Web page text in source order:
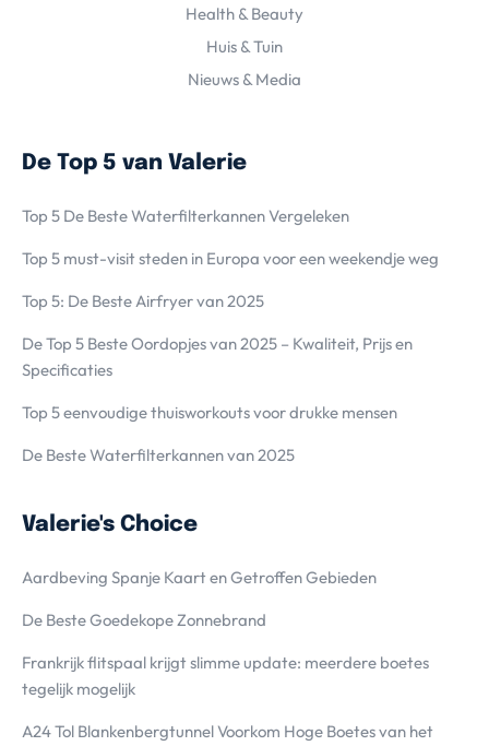
Health & Beauty
Huis & Tuin
Nieuws & Media
De Top 5 van Valerie
Top 5 De Beste Waterfilterkannen Vergeleken
Top 5 must-visit steden in Europa voor een weekendje weg
Top 5: De Beste Airfryer van 2025
De Top 5 Beste Oordopjes van 2025 – Kwaliteit, Prijs en
Specificaties
Top 5 eenvoudige thuisworkouts voor drukke mensen
De Beste Waterfilterkannen van 2025
Valerie's Choice
Aardbeving Spanje Kaart en Getroffen Gebieden
De Beste Goedekope Zonnebrand
Frankrijk flitspaal krijgt slimme update: meerdere boetes
tegelijk mogelijk
A24 Tol Blankenbergtunnel Voorkom Hoge Boetes van het